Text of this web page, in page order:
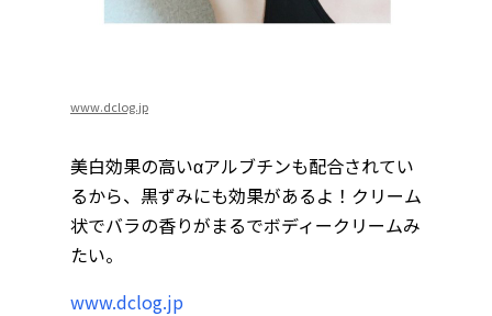
www.dclog.jp
美白効果の高いαアルブチンも配合されてい
るから、黒ずみにも効果があるよ！クリーム
状でバラの香りがまるでボディークリームみ
たい。
www.dclog.jp